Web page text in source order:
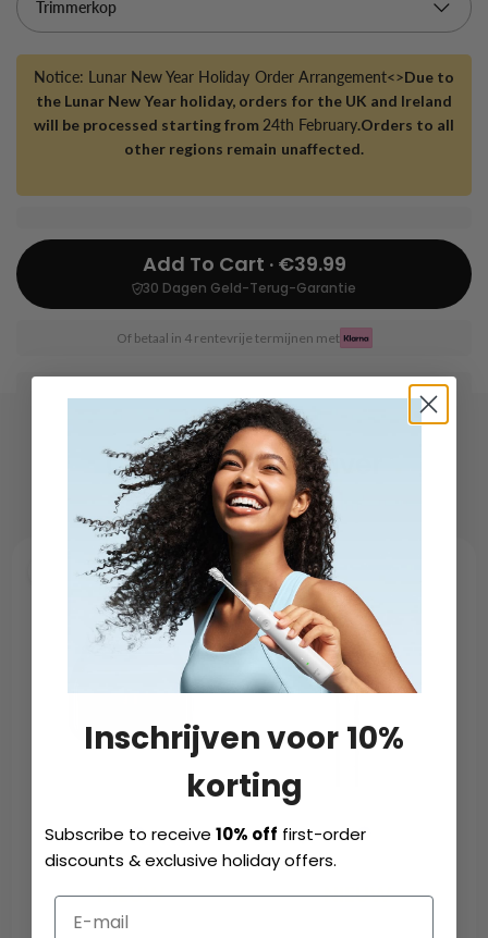
Notice: Lunar New Year Holiday Order Arrangement<>Due to
the Lunar New Year holiday, orders for the UK and Ireland
will be processed starting from 24th February.Orders to all
other regions remain unaffected.
Add To Cart · €39.99
30 Dagen Geld-Terug-Garantie
Of betaal in 4 rentevrije termijnen met
Choose Your Shaver
NIEUW
NIEUW
Inschrijven voor 10%
korting
Subscribe to receive10% off first-order
discounts & exclusive holiday offers.